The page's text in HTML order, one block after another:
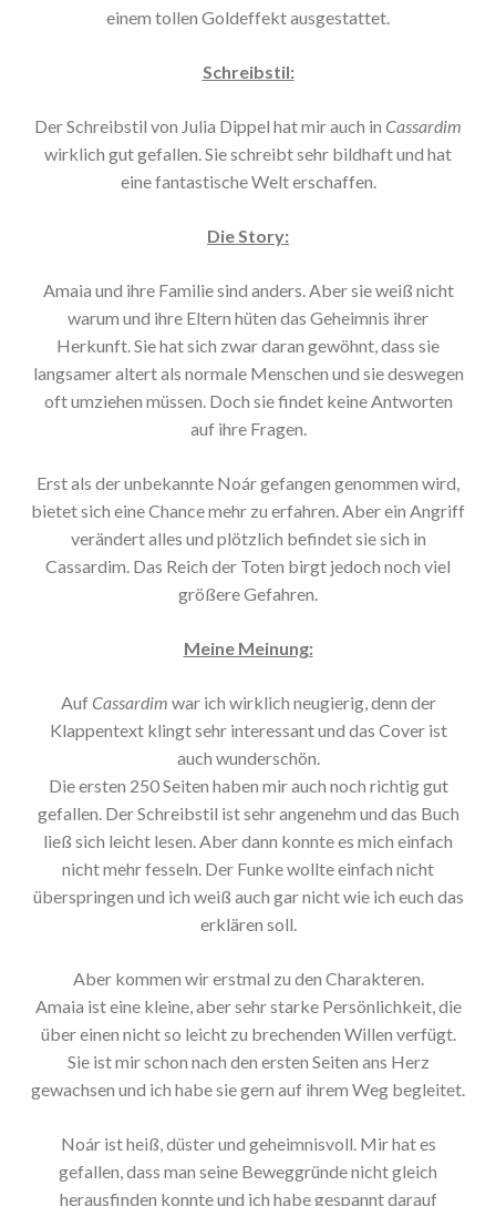
einem tollen Goldeffekt ausgestattet.
Schreibstil:
Der Schreibstil von Julia Dippel hat mir auch in Cassardim
wirklich gut gefallen. Sie schreibt sehr bildhaft und hat
eine fantastische Welt erschaffen.
Die Story:
Amaia und ihre Familie sind anders. Aber sie weiß nicht
warum und ihre Eltern hüten das Geheimnis ihrer
Herkunft. Sie hat sich zwar daran gewöhnt, dass sie
langsamer altert als normale Menschen und sie deswegen
oft umziehen müssen. Doch sie findet keine Antworten
auf ihre Fragen.
Erst als der unbekannte Noár gefangen genommen wird,
bietet sich eine Chance mehr zu erfahren. Aber ein Angriff
verändert alles und plötzlich befindet sie sich in
Cassardim. Das Reich der Toten birgt jedoch noch viel
größere Gefahren.
Meine Meinung:
AufCassardim war ich wirklich neugierig, denn der
Klappentext klingt sehr interessant und das Cover ist
auch wunderschön.
Die ersten 250 Seiten haben mir auch noch richtig gut
gefallen. Der Schreibstil ist sehr angenehm und das Buch
ließ sich leicht lesen. Aber dann konnte es mich einfach
nicht mehr fesseln. Der Funke wollte einfach nicht
überspringen und ich weiß auch gar nicht wie ich euch das
erklären soll.
Aber kommen wir erstmal zu den Charakteren.
Amaia ist eine kleine, aber sehr starke Persönlichkeit, die
über einen nicht so leicht zu brechenden Willen verfügt.
Sie ist mir schon nach den ersten Seiten ans Herz
gewachsen und ich habe sie gern auf ihrem Weg begleitet.
Noár ist heiß, düster und geheimnisvoll. Mir hat es
gefallen, dass man seine Beweggründe nicht gleich
herausfinden konnte und ich habe gespannt darauf